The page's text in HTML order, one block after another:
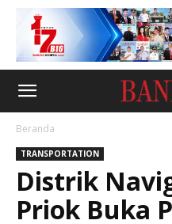
Beranda
TRANSPORTATION
Distrik
Priok Buka